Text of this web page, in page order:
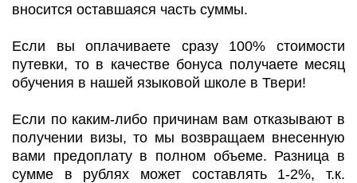
вносится оставшаяся часть суммы.
Если вы оплачиваете сразу 100% стоимости
путевки, то в качестве бонуса получаете месяц
обучения в нашей языковой школе в Твери!
Если по каким-либо причинам вам отказывают в
получении визы, то мы возвращаем внесенную
вами предоплату в полном объеме. Разница в
сумме в рублях может составлять 1-2%, т.к.